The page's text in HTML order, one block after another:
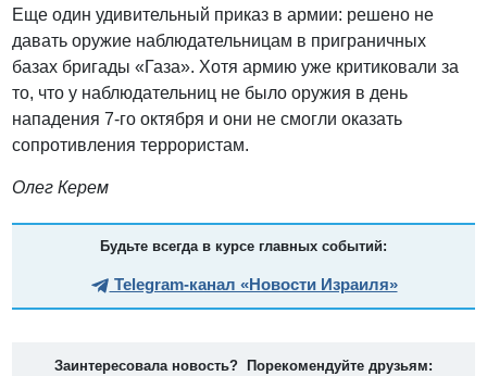
Еще один удивительный приказ в армии: решено не
давать оружие наблюдательницам в приграничных
базах бригады «Газа». Хотя армию уже критиковали за
то, что у наблюдательниц не было оружия в день
нападения 7-го октября и они не смогли оказать
сопротивления террористам.
Олег Керем
Будьте всегда в курсе главных событий:
Telegram-канал «Новости Израиля»
Заинтересовала новость? Порекомендуйте друзьям: